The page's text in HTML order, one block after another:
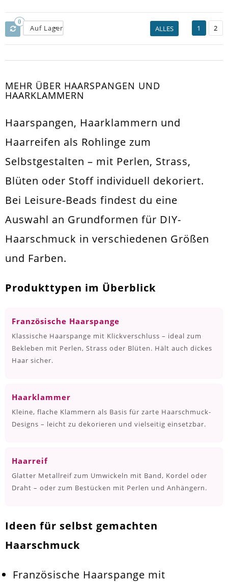
0
Auf Lager ALLES 1 2
MEHR ÜBER HAARSPANGEN UND
HAARKLAMMERN
Haarspangen, Haarklammern und
Haarreifen als Rohlinge zum
Selbstgestalten – mit Perlen, Strass,
Blüten oder Stoff individuell dekoriert.
Bei Leisure-Beads findest du eine
Auswahl an Grundformen für DIY-
Haarschmuck in verschiedenen Größen
und Farben.
Produkttypen im Überblick
Französische Haarspange
Klassische Haarspange mit Klickverschluss – ideal zum
Bekleben mit Perlen, Strass oder Blüten. Hält auch dickes
Haar sicher.
Haarklammer
Kleine, flache Klammern als Basis für zarte Haarschmuck-
Designs – leicht zu dekorieren und vielseitig einsetzbar.
Haarreif
Glatter Metallreif zum Umwickeln mit Band, Kordel oder
Draht – oder zum Bestücken mit Perlen und Anhängern.
Ideen für selbst gemachten
Haarschmuck
Französische Haarspange mit